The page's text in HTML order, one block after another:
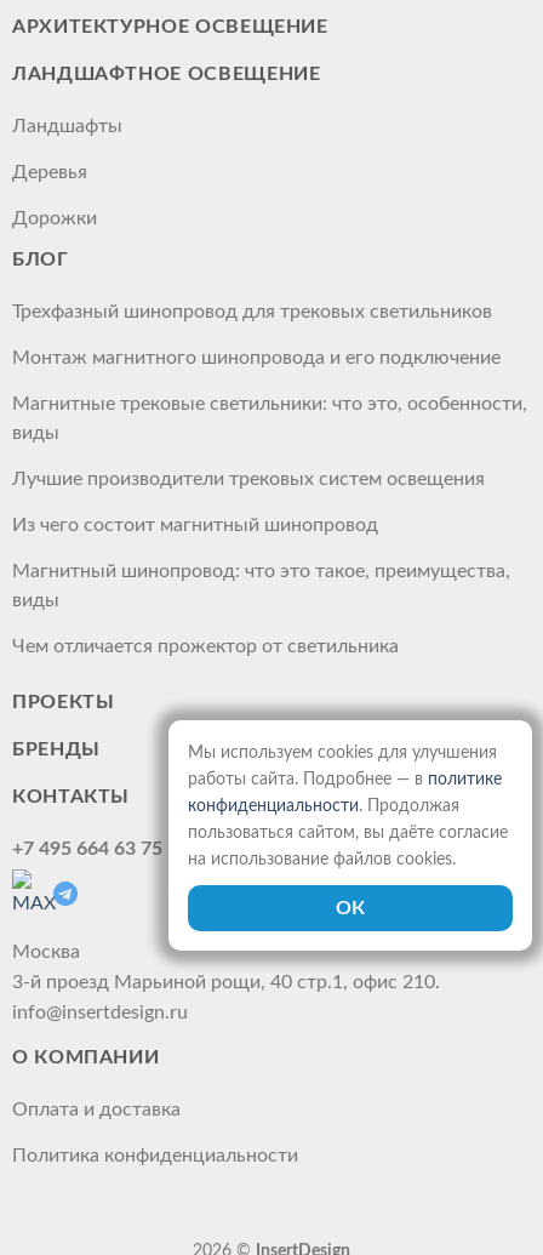
АРХИТЕКТУРНОЕ ОСВЕЩЕНИЕ
ЛАНДШАФТНОЕ ОСВЕЩЕНИЕ
Ландшафты
Деревья
Дорожки
БЛОГ
Трехфазный шинопровод для трековых светильников
Монтаж магнитного шинопровода и его подключение
Магнитные трековые светильники: что это, особенности,
виды
Лучшие производители трековых систем освещения
Из чего состоит магнитный шинопровод
Магнитный шинопровод: что это такое, преимущества,
виды
Чем отличается прожектор от светильника
ПРОЕКТЫ
БРЕНДЫ
КОНТАКТЫ
+7 495 664 63 75
Москва
3-й проезд Марьиной рощи, 40 стр.1, офис 210.
info@insertdesign.ru
О КОМПАНИИ
Оплата и доставка
Политика конфиденциальности
2026 © InsertDesign
Мы используем cookies для улучшения
работы сайта. Подробнее — в политике
конфиденциальности. Продолжая
пользоваться сайтом, вы даёте согласие
на использование файлов cookies.